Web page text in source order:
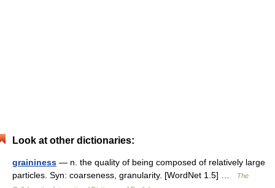
Look at other dictionaries:
graininess — n. the quality of being composed of relatively large
particles. Syn: coarseness, granularity. [WordNet 1.5] …
The